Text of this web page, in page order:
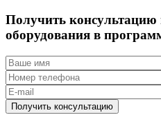
Получить консультацию
оборудования в